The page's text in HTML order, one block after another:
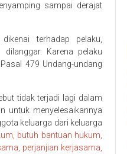
sampai derajat
terhadap pelaku,
Karena pelaku
479 Undang-undang
tidak terjadi lagi dalam
untuk menyelesaikannya
keluarga dari keluarga
butuh bantuan hukum,
perjanjian kerjasama,